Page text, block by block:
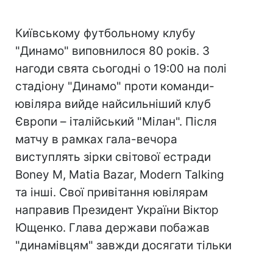
Київському футбольному клубу
"Динамо" виповнилося 80 років. З
нагоди свята сьогодні о 19:00 на полі
стадіону "Динамо" проти команди-
ювіляра вийде найсильніший клуб
Європи – італійський "Мілан". Після
матчу в рамках гала-вечора
виступлять зірки світової естради
Boney M, Matia Bazar, Modern Talking
та інші. Свої привітання ювілярам
направив Президент України Віктор
Ющенко. Глава держави побажав
"динамівцям" завжди досягати тільки